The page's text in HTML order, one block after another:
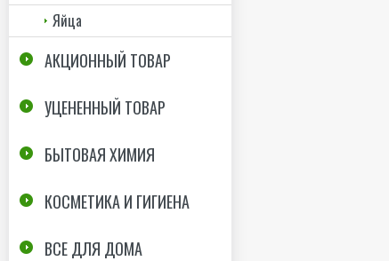
Яйца
АКЦИОННЫЙ ТОВАР
УЦЕНЕННЫЙ ТОВАР
БЫТОВАЯ ХИМИЯ
КОСМЕТИКА И ГИГИЕНА
ВСЕ ДЛЯ ДОМА